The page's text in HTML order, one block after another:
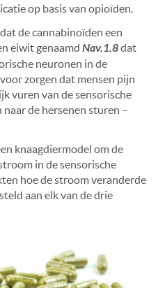
op basis van opioïden.
de cannabinoïden een
eiwit genaamd Nav.1.8dat
neuronen in de
zorgen dat mensen pijn
vuren van de sensorische
de hersenen sturen –
knaagdiermodel om de
in de sensorische
hoe de stroom veranderde
aan elk van de drie